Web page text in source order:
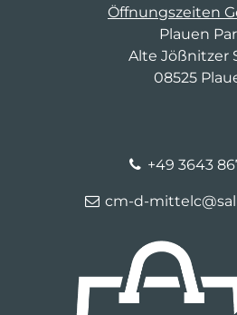
Öffnungszeiten
Plauen
Alte Jößnitzer
08525
+49 3643
cm-d-